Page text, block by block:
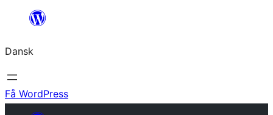
Spring
indhold
Dansk
Få WordPress